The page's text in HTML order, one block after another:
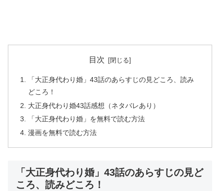
目次
「大正身代わり婚」43話のあらすじの見どころ、読み
どころ！
大正身代わり婚43話感想（ネタバレあり）
「大正身代わり婚」を無料で読む方法
漫画を無料で読む方法
「大正身代わり婚」43話のあらすじの見ど
ころ、読みどころ！